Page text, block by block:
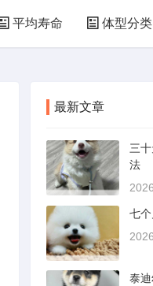
平均寿命 体型分类
最新文章
三
法
七
泰